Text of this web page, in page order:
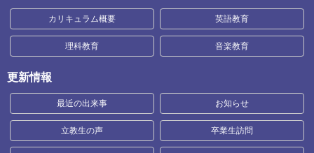
カリキュラム概要 英語教育
理科教育 音楽教育
更新情報
最近の出来事 お知らせ
立教生の声 卒業生訪問